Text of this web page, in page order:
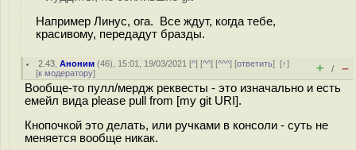
Например Линус, ога. Все ждут, когда тебе,
красивому, передадут бразды.
2.43 ,Аноним (46), 15:01, 19/03/2021 [^] [^^] [^^^] [ответить][↑]
[к модератору] + / –
Вообще-то пулл/мердж реквесты - это изначально и есть
емейл вида please pull from [my git URI].
Кнопочкой это делать, или ручками в консоли - суть не
меняется вообще никак.